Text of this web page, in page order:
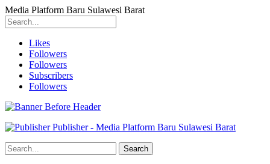
Media Platform Baru Sulawesi Barat
Likes
Followers
Followers
Subscribers
Followers
Publisher - Media Platform Baru Sulawesi Barat